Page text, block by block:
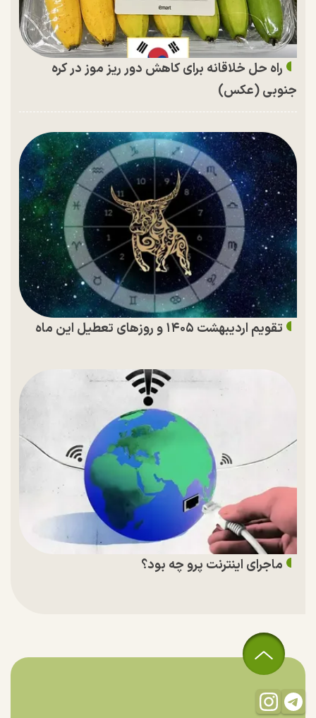
راه حل خلاقانه برای کاهش دور ریز موز در کره
جنوبی (عکس)
تقویم اردیبهشت ۱۴۰۵ و روز‌های تعطیل این ماه
ماجرای اینترنت پرو چه بود؟